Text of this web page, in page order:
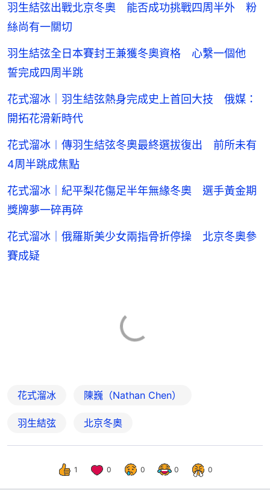
羽生結弦出戰北京冬奧 能否成功挑戰四周半外 粉
絲尚有一關切
羽生結弦全日本賽封王兼獲冬奧資格 心繫一個他
誓完成四周半跳
花式溜冰｜羽生結弦熱身完成史上首回大技 俄媒：
開拓花滑新時代
花式溜冰︱傳羽生結弦冬奧最終選拔復出 前所未有
4周半跳成焦點
花式溜冰｜紀平梨花傷足半年無緣冬奧 選手黃金期
獎牌夢一碎再碎
花式溜冰｜俄羅斯美少女兩指骨折停操 北京冬奧參
賽成疑
花式溜冰 陳巍（Nathan Chen）
羽生結弦 北京冬奧
1 0 0 0 0